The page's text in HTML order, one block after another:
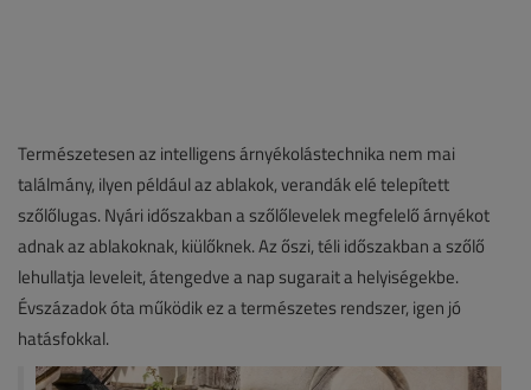
Természetesen az intelligens árnyékolástechnika nem mai
találmány, ilyen például az ablakok, verandák elé telepített
szőlőlugas. Nyári időszakban a szőlőlevelek megfelelő árnyékot
adnak az ablakoknak, kiülőknek. Az őszi, téli időszakban a szőlő
lehullatja leveleit, átengedve a nap sugarait a helyiségekbe.
Évszázadok óta működik ez a természetes rendszer, igen jó
hatásfokkal.